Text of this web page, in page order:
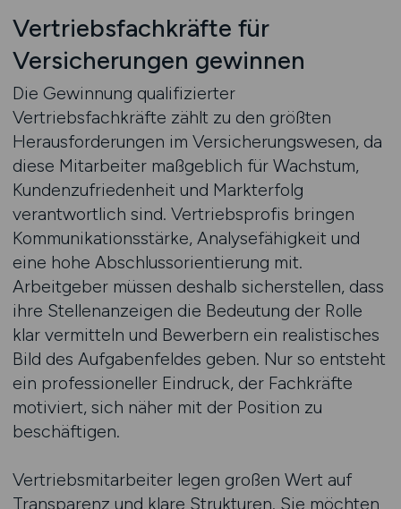
Vertriebsfachkräfte für
Versicherungen gewinnen
Die Gewinnung qualifizierter
Vertriebsfachkräfte zählt zu den größten
Herausforderungen im Versicherungswesen, da
diese Mitarbeiter maßgeblich für Wachstum,
Kundenzufriedenheit und Markterfolg
verantwortlich sind. Vertriebsprofis bringen
Kommunikationsstärke, Analysefähigkeit und
eine hohe Abschlussorientierung mit.
Arbeitgeber müssen deshalb sicherstellen, dass
ihre Stellenanzeigen die Bedeutung der Rolle
klar vermitteln und Bewerbern ein realistisches
Bild des Aufgabenfeldes geben. Nur so entsteht
ein professioneller Eindruck, der Fachkräfte
motiviert, sich näher mit der Position zu
beschäftigen.
Vertriebsmitarbeiter legen großen Wert auf
Transparenz und klare Strukturen. Sie möchten